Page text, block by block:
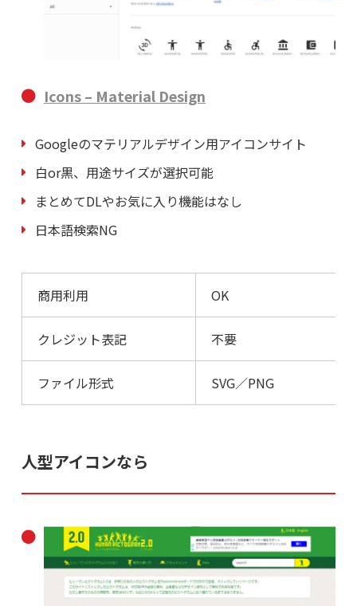
Icons – Material Design
Googleのマテリアルデザイン用アイコンサイト
白or黒、用途サイズが選択可能
まとめてDLやお気に入り機能はなし
日本語検索NG
商用利用 OK
クレジット表記 不要
ファイル形式 SVG／PNG
人型アイコンなら